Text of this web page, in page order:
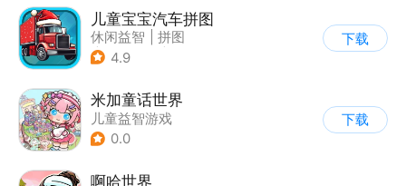
儿童宝宝汽车拼图
休闲益智
拼图
| 学习教育
4.9
下载
米加童话世界
儿童益智游戏
0.0
下载
啊哈世界